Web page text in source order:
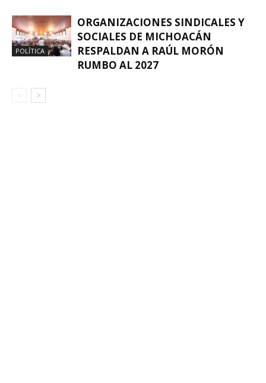
POLÍTICA
ORGANIZACIONES SINDICALES Y
SOCIALES DE MICHOACÁN
RESPALDAN A RAÚL MORÓN
RUMBO AL 2027